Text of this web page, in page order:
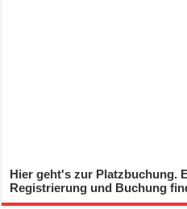
Hier geht's zur Platzbuchung.
Registrierung und Buchung